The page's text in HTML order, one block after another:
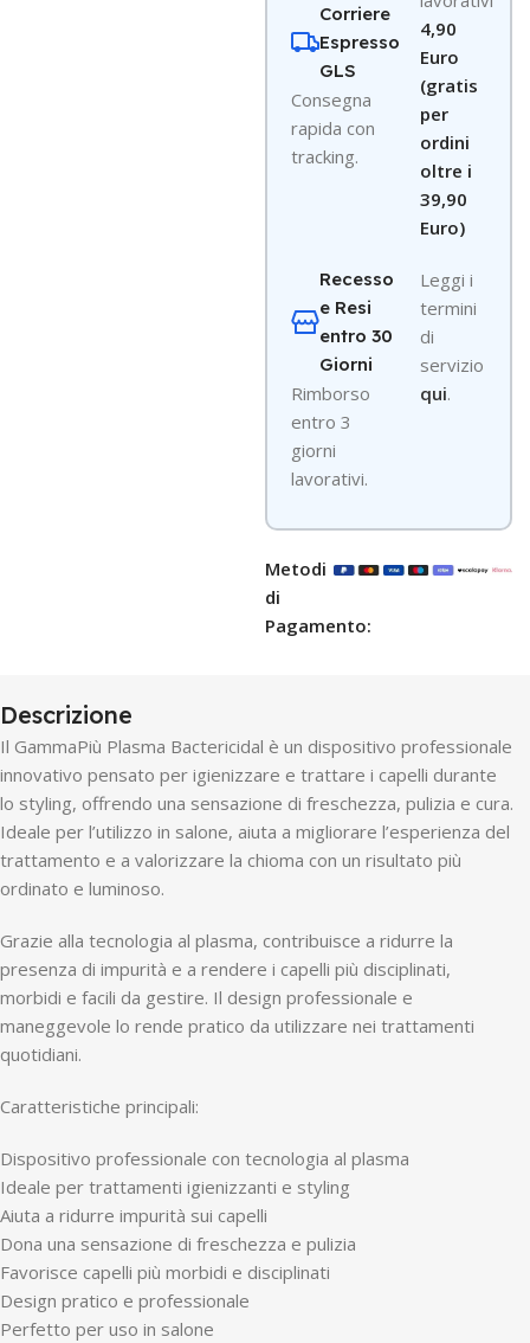
Corriere
Espresso
GLS
Consegna
rapida con
tracking.
4,90
Euro
(gratis
per
ordini
oltre i
39,90
Euro)
Recesso
e Resi
entro 30
Giorni
Rimborso
entro 3
giorni
lavorativi.
Leggi i
termini
di
servizio
qui.
Metodi
di
Pagamento:
Descrizione
Il GammaPiù Plasma Bactericidal è un dispositivo professionale
innovativo pensato per igienizzare e trattare i capelli durante
lo styling, offrendo una sensazione di freschezza, pulizia e cura.
Ideale per l’utilizzo in salone, aiuta a migliorare l’esperienza del
trattamento e a valorizzare la chioma con un risultato più
ordinato e luminoso.
Grazie alla tecnologia al plasma, contribuisce a ridurre la
presenza di impurità e a rendere i capelli più disciplinati,
morbidi e facili da gestire. Il design professionale e
maneggevole lo rende pratico da utilizzare nei trattamenti
quotidiani.
Caratteristiche principali:
Dispositivo professionale con tecnologia al plasma
Ideale per trattamenti igienizzanti e styling
Aiuta a ridurre impurità sui capelli
Dona una sensazione di freschezza e pulizia
Favorisce capelli più morbidi e disciplinati
Design pratico e professionale
Perfetto per uso in salone